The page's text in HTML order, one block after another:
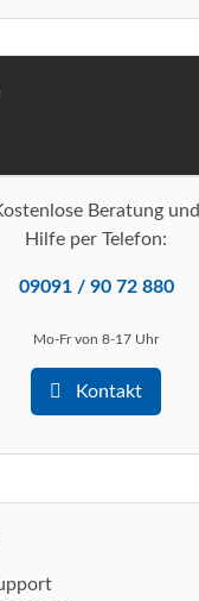
Beratung und
Hilfe per Telefon:
09091 / 90 72 880
Mo-Fr von 8-17 Uhr
Kontakt